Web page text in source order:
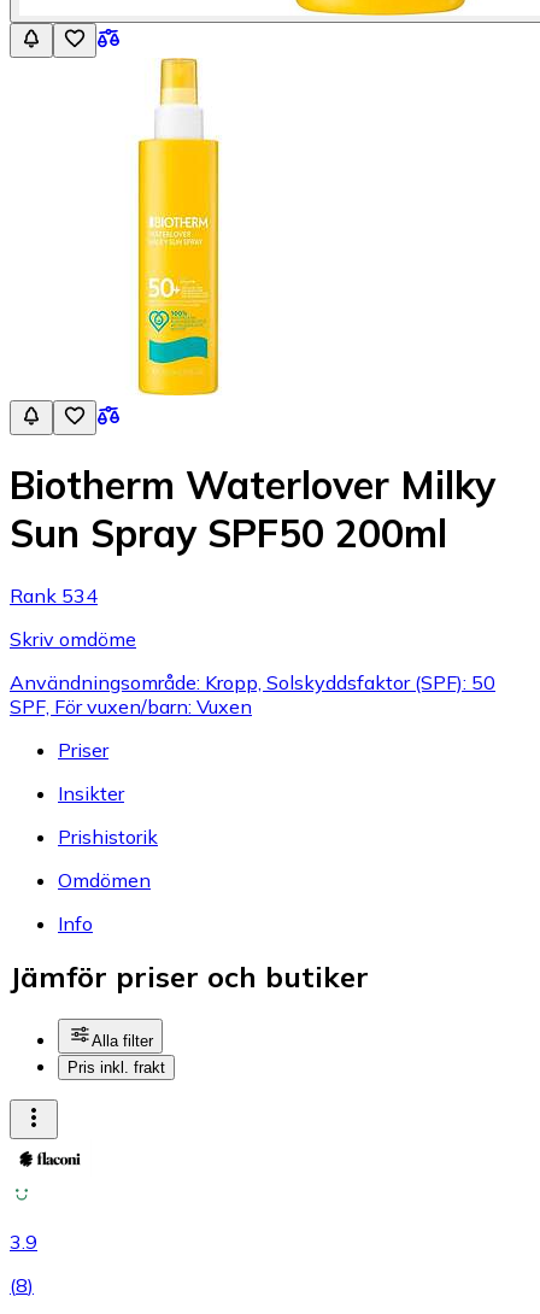
Biotherm Waterlover Milky
Sun Spray SPF50 200ml
Rank 534
Skriv omdöme
Användningsområde: Kropp, Solskyddsfaktor (SPF): 50
SPF, För vuxen/barn: Vuxen
Priser
Insikter
Prishistorik
Omdömen
Info
Jämför priser och butiker
Alla filter
Pris inkl. frakt
3.9
(8)